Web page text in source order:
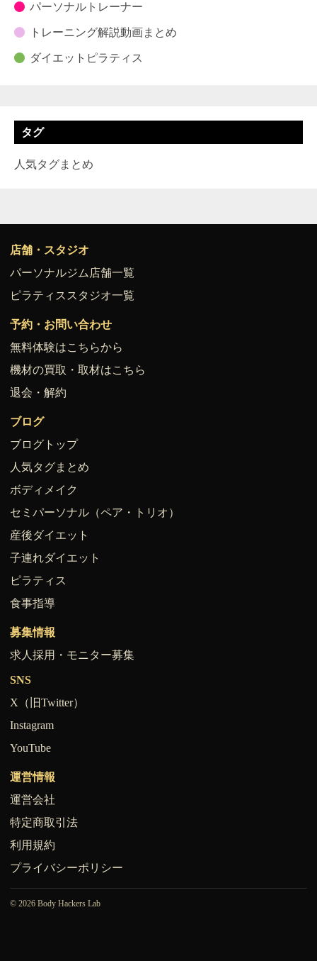
パーソナルトレーナー
トレーニング解説動画まとめ
ダイエットピラティス
タグ
人気タグまとめ
店舗・スタジオ
パーソナルジム店舗一覧
ピラティススタジオ一覧
予約・お問い合わせ
無料体験はこちらから
機材の買取・取材はこちら
退会・解約
ブログ
ブログトップ
人気タグまとめ
ボディメイク
セミパーソナル（ペア・トリオ）
産後ダイエット
子連れダイエット
ピラティス
食事指導
募集情報
求人採用・モニター募集
SNS
X（旧Twitter）
Instagram
YouTube
運営情報
運営会社
特定商取引法
利用規約
プライバシーポリシー
© 2026 Body Hackers Lab